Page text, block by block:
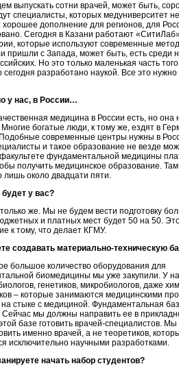
выпускать сотни врачей, может быть,
специалисты, которых медуниверситет
хорошее дополнение для регионов, для
Сегодня в Казани работают
которые используют современные
пришли с Запада, может быть, есть среди
Но это только маленькая часть
сегодня разработано наукой. Все это нужно
у нас, в России…
медицина в России есть, но она
Многие богатые люди, к тому же, ездят в
современные центры нужны в
и такое образование не везде
фундаментальной медицины
получить медицинское образование.
лишь около двадцати пяти.
у вас?
же. Мы не будем вести подготовку
и платных мест будет 50 на 50.
к тому, что делает КГМУ.
создавать материально-техническую
большое количество оборудования для
биомедицины мы уже закупили. У
генетиков, микробиологов, даже
– которые занимаются медицинскими
стыке с медициной. Фундаментальная
Сейчас мы должны направить ее в
базе готовить врачей-специалистов.
именно врачей, а не теоретиков,
исключительно научными разработками.
начать набор студентов?